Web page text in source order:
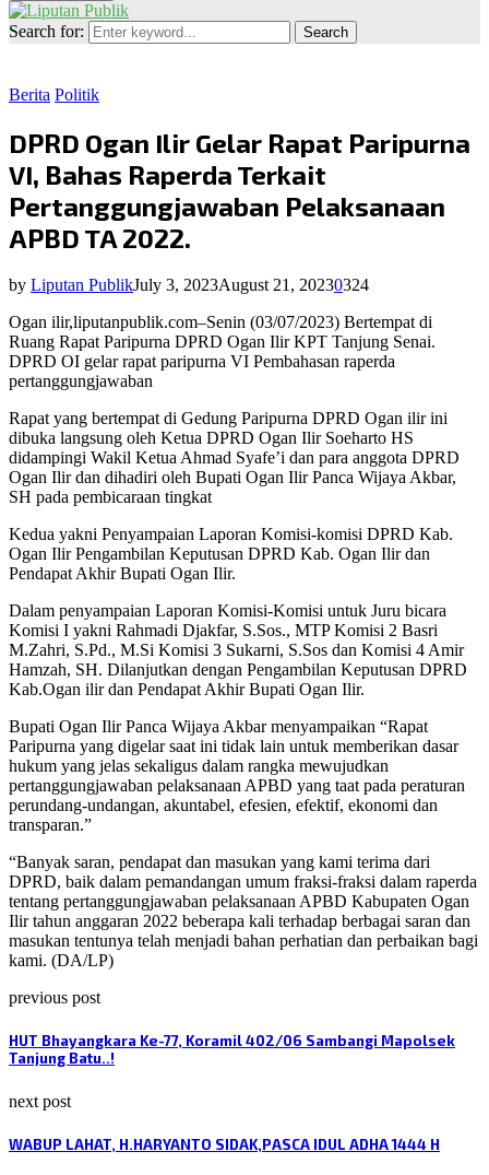
Search for: Search
Berita Politik
DPRD Ogan Ilir Gelar Rapat Paripurna
VI, Bahas Raperda Terkait
Pertanggungjawaban Pelaksanaan
APBD TA 2022.
by Liputan PublikJuly 3, 2023August 21, 20230324
Ogan ilir,liputanpublik.com–Senin (03/07/2023) Bertempat di
Ruang Rapat Paripurna DPRD Ogan Ilir KPT Tanjung Senai.
DPRD OI gelar rapat paripurna VI Pembahasan raperda
pertanggungjawaban
Rapat yang bertempat di Gedung Paripurna DPRD Ogan ilir ini
dibuka langsung oleh Ketua DPRD Ogan Ilir Soeharto HS
didampingi Wakil Ketua Ahmad Syafe’i dan para anggota DPRD
Ogan Ilir dan dihadiri oleh Bupati Ogan Ilir Panca Wijaya Akbar,
SH pada pembicaraan tingkat
Kedua yakni Penyampaian Laporan Komisi-komisi DPRD Kab.
Ogan Ilir Pengambilan Keputusan DPRD Kab. Ogan Ilir dan
Pendapat Akhir Bupati Ogan Ilir.
Dalam penyampaian Laporan Komisi-Komisi untuk Juru bicara
Komisi I yakni Rahmadi Djakfar, S.Sos., MTP Komisi 2 Basri
M.Zahri, S.Pd., M.Si Komisi 3 Sukarni, S.Sos dan Komisi 4 Amir
Hamzah, SH. Dilanjutkan dengan Pengambilan Keputusan DPRD
Kab.Ogan ilir dan Pendapat Akhir Bupati Ogan Ilir.
Bupati Ogan Ilir Panca Wijaya Akbar menyampaikan “Rapat
Paripurna yang digelar saat ini tidak lain untuk memberikan dasar
hukum yang jelas sekaligus dalam rangka mewujudkan
pertanggungjawaban pelaksanaan APBD yang taat pada peraturan
perundang-undangan, akuntabel, efesien, efektif, ekonomi dan
transparan.”
“Banyak saran, pendapat dan masukan yang kami terima dari
DPRD, baik dalam pemandangan umum fraksi-fraksi dalam raperda
tentang pertanggungjawaban pelaksanaan APBD Kabupaten Ogan
Ilir tahun anggaran 2022 beberapa kali terhadap berbagai saran dan
masukan tentunya telah menjadi bahan perhatian dan perbaikan bagi
kami. (DA/LP)
previous post
HUT Bhayangkara Ke-77, Koramil 402/06 Sambangi Mapolsek
Tanjung Batu..!
next post
WABUP LAHAT, H.HARYANTO SIDAK,PASCA IDUL ADHA 1444 H